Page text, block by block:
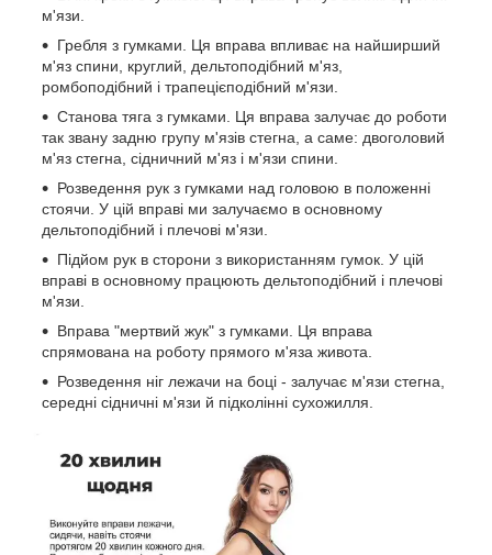
м'язи.
Гребля з гумками. Ця вправа впливає на найширший
м'яз спини, круглий, дельтоподібний м'яз,
ромбоподібний і трапецієподібний м'язи.
Станова тяга з гумками. Ця вправа залучає до роботи
так звану задню групу м'язів стегна, а саме: двоголовий
м'яз стегна, сідничний м'яз і м'язи спини.
Розведення рук з гумками над головою в положенні
стоячи. У цій вправі ми залучаємо в основному
дельтоподібний і плечові м'язи.
Підйом рук в сторони з використанням гумок. У цій
вправі в основному працюють дельтоподібний і плечові
м'язи.
Вправа "мертвий жук" з гумками. Ця вправа
спрямована на роботу прямого м'яза живота.
Розведення ніг лежачи на боці - залучає м'язи стегна,
середні сідничні м'язи й підколінні сухожилля.